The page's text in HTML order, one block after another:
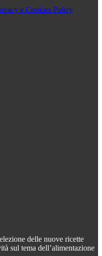
e Cookies Policy
delle nuove ricette
sul tema dell’alimentazione